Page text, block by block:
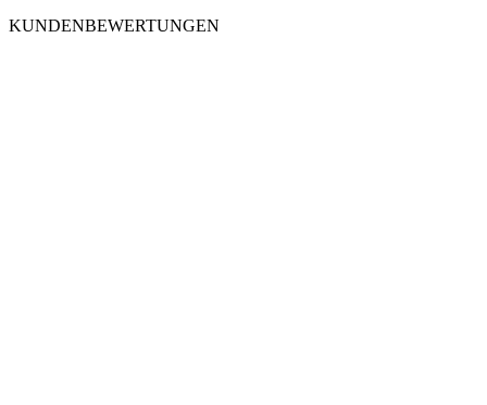
KUNDENBEWERTUNGEN